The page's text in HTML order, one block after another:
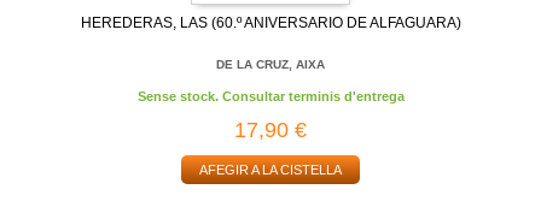
HEREDERAS, LAS (60.º ANIVERSARIO DE ALFAGUARA)
DE LA CRUZ, AIXA
Sense stock. Consultar terminis d'entrega
17,90 €
AFEGIR A LA CISTELLA